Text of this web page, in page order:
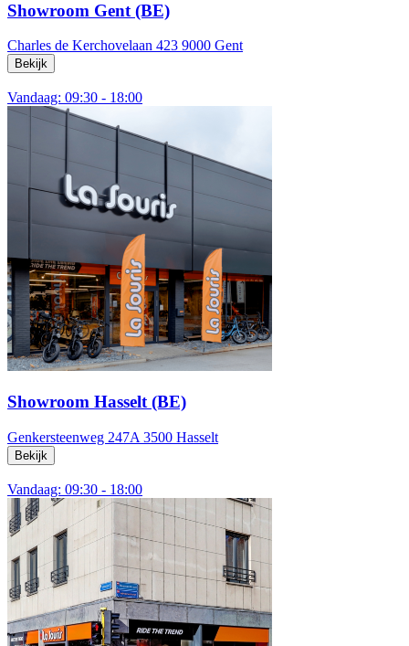
Showroom Gent (BE)
Charles de Kerchovelaan 423 9000 Gent
Bekijk
Vandaag: 09:30 - 18:00
Showroom Hasselt (BE)
Genkersteenweg 247A 3500 Hasselt
Bekijk
Vandaag: 09:30 - 18:00